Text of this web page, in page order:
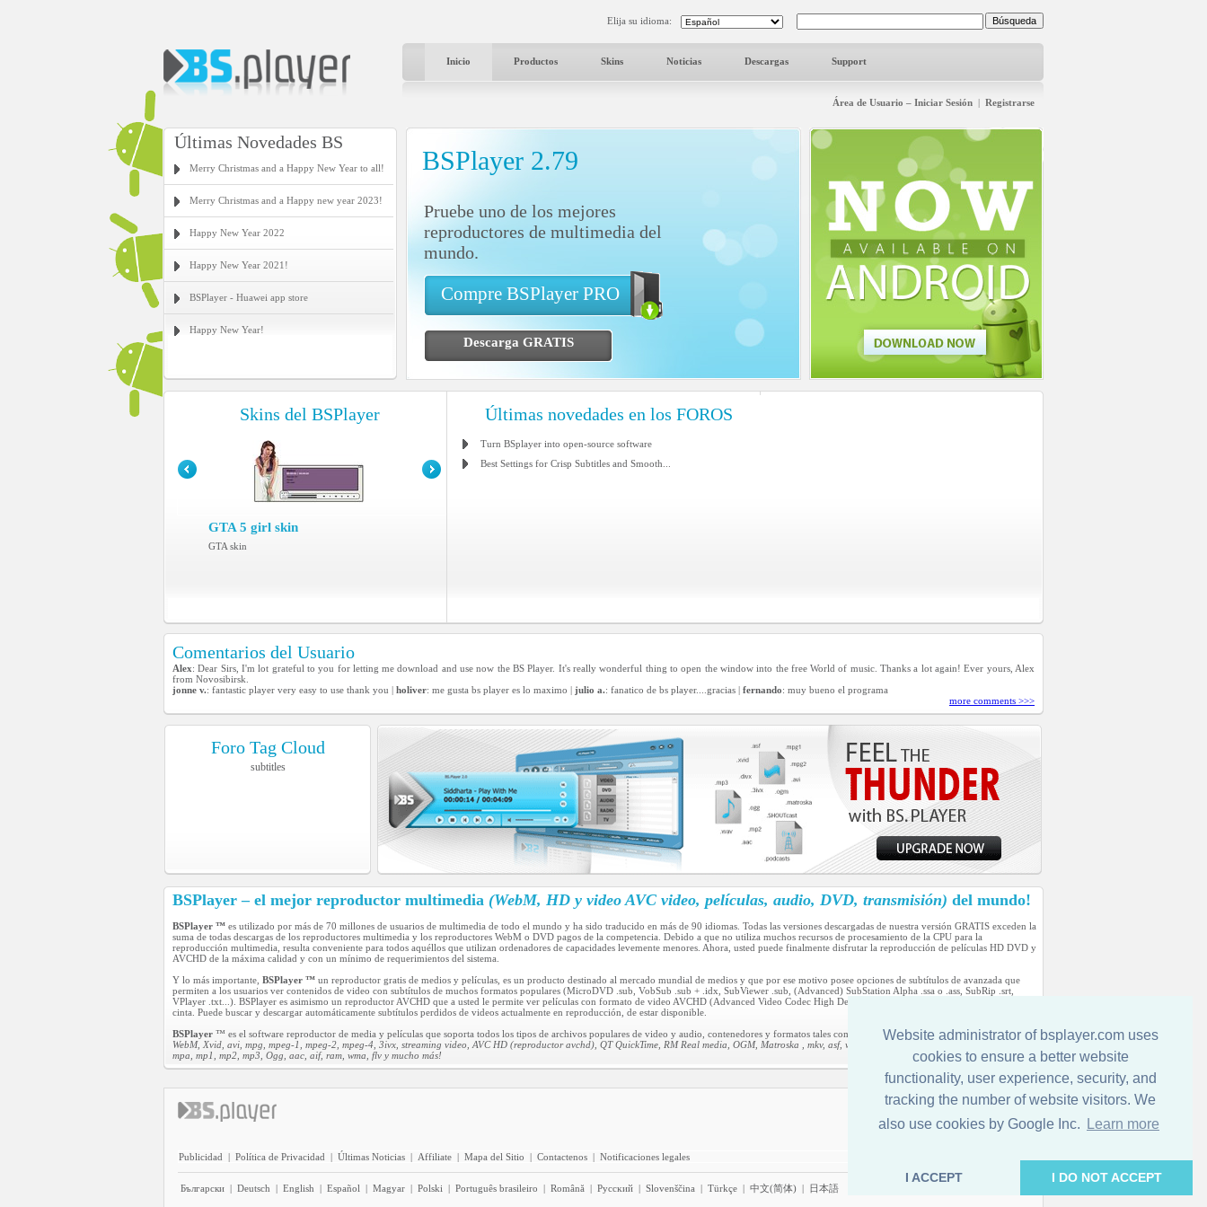
Website administrator of bsplayer.com uses
cookies to ensure a better website
functionality, user experience, security, and
tracking the number of website visitors. We
also use cookies by Google Inc.
Learn more
I ACCEPT I DO NOT ACCEPT
Elija su idioma:
Inicio Productos Skins Noticias Descargas Support
Área de Usuario – Iniciar Sesión | Registrarse
Últimas Novedades BS
Merry Christmas and a Happy New Year to all!
Merry Christmas and a Happy new year 2023!
Happy New Year 2022
Happy New Year 2021!
BSPlayer - Huawei app store
Happy New Year!
BSPlayer 2.79
Pruebe uno de los mejores
reproductores de multimedia del
mundo.
Compre BSPlayer PRO
Descarga GRATIS
Skins del BSPlayer
GTA 5 girl skin
GTA skin
Últimas novedades en los FOROS
Turn BSplayer into open-source software
Best Settings for Crisp Subtitles and Smooth...
Comentarios del Usuario
Alex: Dear Sirs, I'm lot grateful to you for letting me download and use now the BS Player. It's really wonderful thing to open the window into the free World of music. Thanks a lot again! Ever yours, Alex
from Novosibirsk.
jonne v.: fantastic player very easy to use thank you | holiver: me gusta bs player es lo maximo | julio a.: fanatico de bs player....gracias | fernando: muy bueno el programa
more comments >>>
Foro Tag Cloud
subtitles
BSPlayer – el mejor reproductor multimedia (WebM, HD y video AVC video, películas, audio, DVD, transmisión) del mundo!
BSPlayer ™ es utilizado por más de 70 millones de usuarios de multimedia de todo el mundo y ha sido traducido en más de 90 idiomas. Todas las versiones descargadas de nuestra versión GRATIS exceden la
suma de todas descargas de los reproductores multimedia y los reproductores WebM o DVD pagos de la competencia. Debido a que no utiliza muchos recursos de procesamiento de la CPU para la
reproducción multimedia, resulta conveniente para todos aquéllos que utilizan ordenadores de capacidades levemente menores. Ahora, usted puede finalmente disfrutar la reproducción de películas HD DVD y
AVCHD de la máxima calidad y con un mínimo de requerimientos del sistema.
Y lo más importante, BSPlayer ™ un reproductor gratis de medios y películas, es un producto destinado al mercado mundial de medios y que por ese motivo posee opciones de subtítulos de avanzada que
permiten a los usuarios ver contenidos de video con subtítulos de muchos formatos populares (MicroDVD .sub, VobSub .sub + .idx, SubViewer .sub, (Advanced) SubStation Alpha .ssa o .ass, SubRip .srt,
VPlayer .txt...). BSPlayer es asimismo un reproductor AVCHD que a usted le permite ver películas con formato de video AVCHD (Advanced Video Codec High Definition) usado en las camcorders digitales sin
cinta. Puede buscar y descargar automáticamente subtítulos perdidos de videos actualmente en reproducción, de estar disponible.
BSPlayer ™ es el software reproductor de media y películas que soporta todos los tipos de archivos populares de video y audio, contenedores y formatos tales como:
WebM, Xvid, avi, mpg, mpeg-1, mpeg-2, mpeg-4, 3ivx, streaming video, AVC HD (reproductor avchd), QT QuickTime, RM Real media, OGM, Matroska , mkv, asf, wmv, DV, m1v, m2v, mp4, mpv, swf, vob y wav,
mpa, mp1, mp2, mp3, Ogg, aac, aif, ram, wma, flv y mucho más!
Publicidad | Política de Privacidad | Últimas Noticias | Affiliate | Mapa del Sitio | Contactenos | Notificaciones legales
Български | Deutsch | English | Español | Magyar | Polski | Português brasileiro | Română | Pyccĸий | Slovenščina | Türkçe | 中文(简体) | 日本語